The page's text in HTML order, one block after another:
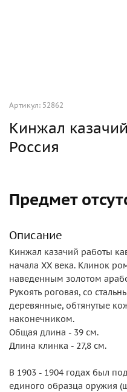
Артикул: 52862
Кинжал
Россия
Предмет
Описание
Кинжал казачий работы
начала ХХ века. Клинок
наведенным золотом
Рукоять роговая, со
деревянные, обтянутые
наконечником.
Общая длина - 39 см.
Длина клинка - 27,8 см.
В 1903 - 1904 годах был
единого образца оружия